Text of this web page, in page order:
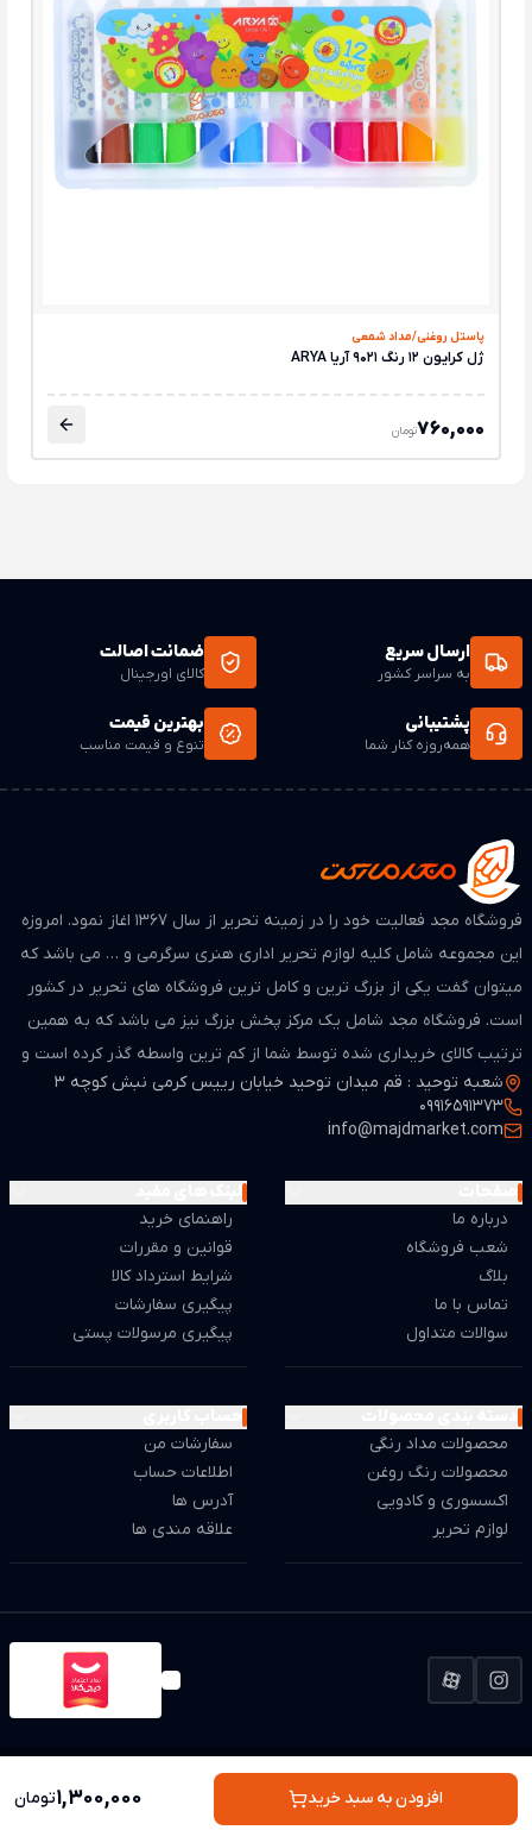
پاستل روغنی/مداد شمعی
ژل کرایون 12 رنگ 9021 آریا ARYA
760,000تومان
افزودن به سبد خرید 1,300,000تومان
ارسال سریع
به سراسر کشور
ضمانت اصالت
کالای اورجینال
پشتیبانی
همه‌روزه کنار شما
بهترین قیمت
تنوع و قیمت مناسب
فروشگاه مجد فعالیت خود را در زمینه تحریر از سال ۱۳۶۷ اغاز نمود. امروزه
این مجموعه شامل کلیه لوازم تحریر اداری هنری سرگرمی و … می باشد که
میتوان گفت یکی از بزرگ ترین و کامل ترین فروشگاه های تحریر در کشور
است. فروشگاه مجد شامل یک مرکز پخش بزرگ نیز می باشد که به همین
ترتیب کالای خریداری شده توسط شما از کم ترین واسطه گذر کرده است و
از لحاظ قیمت بسیار مطمن و مناسب می باشد.
شعبه توحید : قم میدان توحید خیابان رییس کرمی نبش کوچه 3
09916591373
info@majdmarket.com
درباره ما
شعب فروشگاه
بلاگ
تماس با ما
سوالات متداول
راهنمای خرید
قوانین و مقررات
شرایط استرداد کالا
پیگیری سفارشات
پیگیری مرسولات پستی
محصولات مداد رنگی
محصولات رنگ روغن
اکسسوری و کادویی
لوازم تحریر
سفارشات من
اطلاعات حساب
آدرس ها
علاقه مندی ها
استفاده از مطالب این وب سایت فقط برای مقاصد غیر تجاری و با ذکر منبع بلامانع است.
کلیه حقوق این سایت متعلق به مجد مارکت می باشد.
Binacity
Powered by